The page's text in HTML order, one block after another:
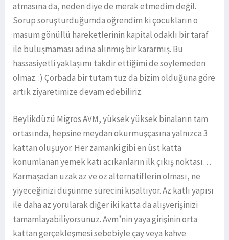
atmasına da, neden diye de merak etmedim değil.
Sorup soruşturduğumda öğrendim ki çocukların o
masum gönüllü hareketlerinin kapital odaklı bir taraf
ile buluşmaması adına alınmış bir kararmış. Bu
hassasiyetli yaklaşımı takdir ettiğimi de söylemeden
olmaz. :) Çorbada bir tutam tuz da bizim olduğuna göre
artık ziyaretimize devam edebiliriz.
Beylikdüzü Migros AVM, yüksek yüksek binaların tam
ortasında, hepsine meydan okurmuşçasına yalnızca 3
kattan oluşuyor. Her zamanki gibi en üst katta
konumlanan yemek katı acıkanların ilk çıkış noktası…
Karmaşadan uzak az ve öz alternatiflerin olması, ne
yiyeceğinizi düşünme sürecini kısaltıyor. Az katlı yapısı
ile daha az yorularak diğer iki katta da alışverişinizi
tamamlayabiliyorsunuz. Avm’nin yaya girişinin orta
kattan gerçekleşmesi sebebiyle çay veya kahve